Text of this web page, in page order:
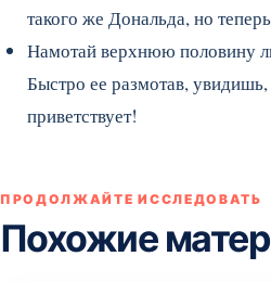
такого же Дональда, но
Намотай верхнюю половину
Быстро ее размотав,
приветствует!
ПРОДОЛЖАЙТЕ ИССЛЕДОВАТЬ
Похожие